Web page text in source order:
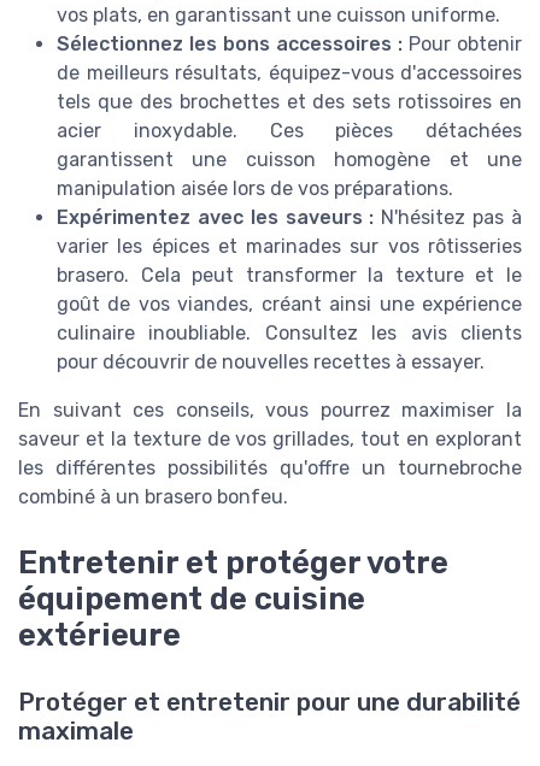
vos plats, en garantissant une cuisson uniforme.
Sélectionnez les bons accessoires : Pour obtenir
de meilleurs résultats, équipez-vous d'accessoires
tels que des brochettes et des sets rotissoires en
acier inoxydable. Ces pièces détachées
garantissent une cuisson homogène et une
manipulation aisée lors de vos préparations.
Expérimentez avec les saveurs : N'hésitez pas à
varier les épices et marinades sur vos rôtisseries
brasero. Cela peut transformer la texture et le
goût de vos viandes, créant ainsi une expérience
culinaire inoubliable. Consultez les avis clients
pour découvrir de nouvelles recettes à essayer.
En suivant ces conseils, vous pourrez maximiser la
saveur et la texture de vos grillades, tout en explorant
les différentes possibilités qu'offre un tournebroche
combiné à un brasero bonfeu.
Entretenir et protéger votre
équipement de cuisine
extérieure
Protéger et entretenir pour une durabilité
maximale